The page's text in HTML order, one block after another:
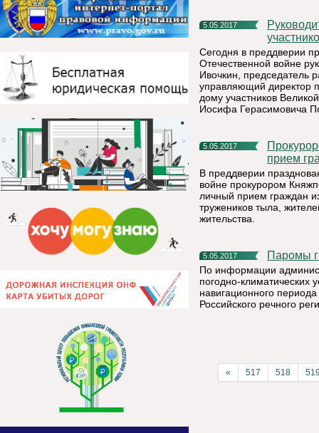
5.05.2017
Руководитель районной администрации поздравил
Сегодня в преддверии
Отечественной войне
Ивочкин, председатель
управляющий директор
дому участников
Иосифа Герасимовича
5.05.2017
Прокурором Княжпогостского района проведен выездной
прием
В преддверии
войне прокурором
личный прием граждан
тружеников тыла,
жительства.
5.05.2017 Паромы
По информации
погодно-
навигационного
Российского речного
« 517 518